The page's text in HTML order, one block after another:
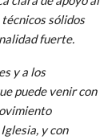
sólidos
fuerte.
y a los
puede venir con
y con